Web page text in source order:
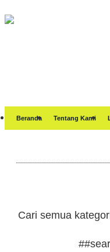
Beranda Tentang Kami
Cari semua